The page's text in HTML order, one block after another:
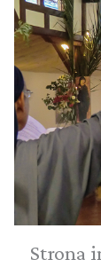
Strona